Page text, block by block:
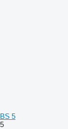
BS 5
5